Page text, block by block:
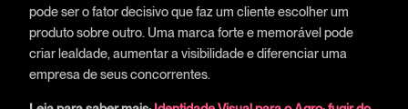
pode ser o fator decisivo que faz um cliente escolher um
produto sobre outro. Uma marca forte e memorável pode
criar lealdade, aumentar a visibilidade e diferenciar uma
empresa de seus concorrentes.